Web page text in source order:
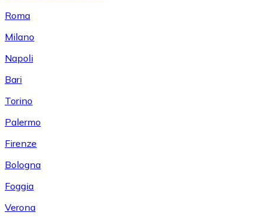
Roma
Milano
Napoli
Bari
Torino
Palermo
Firenze
Bologna
Foggia
Verona